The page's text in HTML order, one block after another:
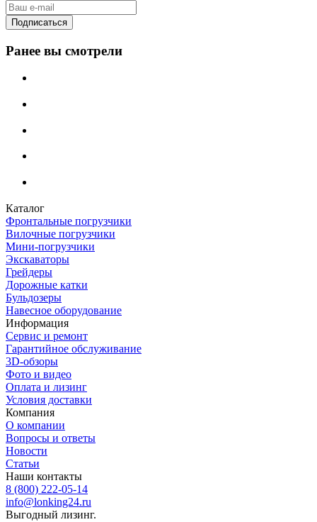
Ранее вы смотрели
Каталог
Фронтальные погрузчики
Вилочные погрузчики
Мини-погрузчики
Экскаваторы
Грейдеры
Дорожные катки
Бульдозеры
Навесное оборудование
Информация
Сервис и ремонт
Гарантийное обслуживание
3D-обзоры
Фото и видео
Оплата и лизинг
Условия доставки
Компания
О компании
Вопросы и ответы
Новости
Статьи
Наши контакты
8 (800) 222-05-14
info@lonking24.ru
Выгодный лизинг.